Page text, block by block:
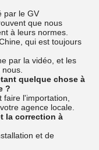
par le GV
que nous
à leurs normes.
qui est toujours
par la vidéo, et les
quelque chose à
?
l'importation,
agence locale.
la correction à
et de